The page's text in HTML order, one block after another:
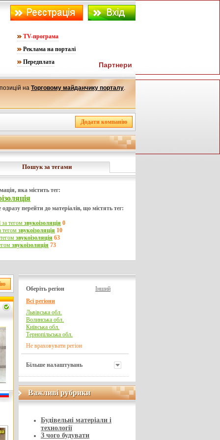
TV-програма
Реклама на порталі
Передплата
Партнери
на Торговому майданчику порталу.
Пошук за тегами
яка містить тег:
перейти до матеріалів, що містять тег:
за тегом звукоізоляція 0
тегом звукоізоляція 10
звукоізоляція 63
звукоізоляція 73
Оберіть регіон
Інший
Всі регіони
Львівська обл.
Волинська обл.
Київська обл.
Тернопільська обл.
Не враховувати регіон
Більше налаштувань
Важливі рубрики
Важливі рубрики
Будівельні матеріали і
технології
З чого будувати